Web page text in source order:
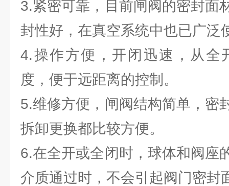
3.紧密可靠，目前闸阀的密封面
封性好，在真空系统中也已广泛
4.操作方便，开闭迅速，从全
度，便于远距离的控制。
5.维修方便，闸阀结构简单，密
拆卸更换都比较方便。
6.在全开或全闭时，球体和阀座
介质通过时，不会引起阀门密封